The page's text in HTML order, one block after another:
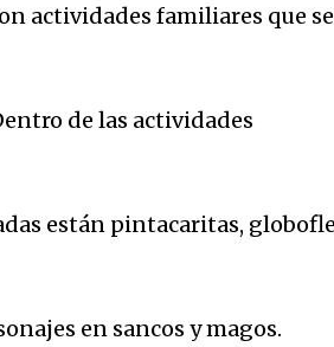
actividades familiares que
de las actividades
están pintacaritas,
en sancos y magos.